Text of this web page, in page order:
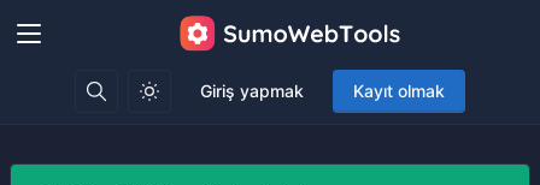
Giriş yapmak Kayıt olmak